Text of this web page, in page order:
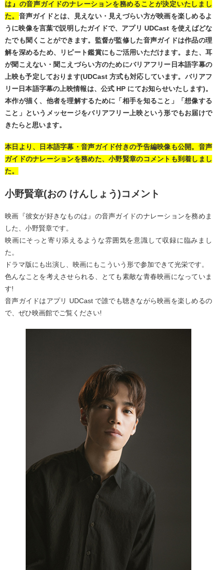
は』の音声ガイドのナレーションを務めることが決定いたしまし
た。 音声ガイドとは、見えない・見えづらい方が映画を楽しめるよ
うに映像を言葉で説明したガイドで、アプリ UDCast を使えばどな
たでも聞くことができます。監督が監修した音声ガイドは作品の理
解を深めるため、リピート鑑賞にもご活用いただけます。また、耳
が聞こえない・聞こえづらい方のためにバリアフリー日本語字幕の
上映も予定しております(UDCast 方式も対応しています。バリアフ
リー日本語字幕の上映情報は、公式 HP にてお知らせいたします)。
本作が描く、他者を理解するために「相手を知ること」「想像する
こと」というメッセージをバリアフリー上映という形でもお届けで
きたらと思います。
本日より、日本語字幕・音声ガイド付きの予告編映像も公開。音声
ガイドのナレーションを務めた、小野賢章のコメントも到着しまし
た。
小野賢章(おの けんしょう)コメント
映画『彼女が好きなものは』の音声ガイドのナレーションを務めま
した、小野賢章です。
映画にそっと寄り添えるような雰囲気を意識して収録に臨みまし
た。
ドラマ版にも出演し、映画にもこういう形で参加できて光栄です。
色んなことを考えさせられる、とても素敵な⻘春映画になっていま
す!
音声ガイドはアプリ UDCast で誰でも聴きながら映画を楽しめるの
で、ぜひ映画館でご覧ください!